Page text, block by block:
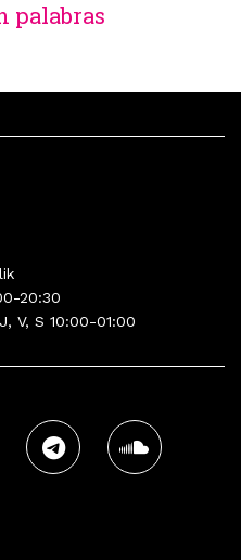
palabras
20:30
V, S 10:00-01:00